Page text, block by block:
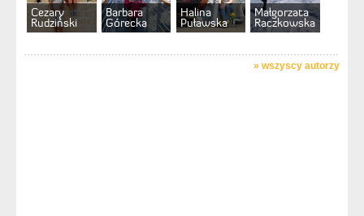
Cezary
Rudziński
Barbara
Górecka
Halina
Puławska
Małgorzata
Raczkowska
» wszyscy autorzy